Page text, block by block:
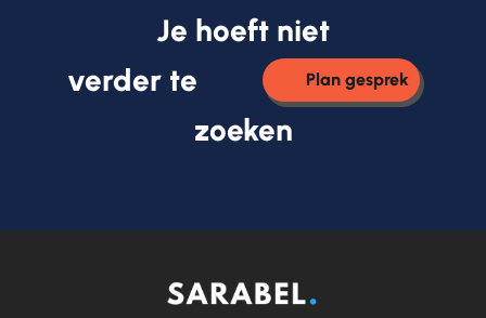
Je hoeft niet
verder te
Plan gesprek
zoeken